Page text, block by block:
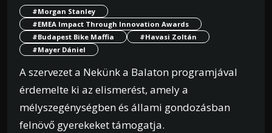
#Morgan Stanley
#EMEA Impact Through Innovation Awards
#Budapest Bike Maffia
#Havasi Zoltán
#Mayer Dániel
A szervezet a Nekünk a Balaton programjával
érdemelte ki az elismerést, amely a
mélyszegénységben és állami gondozásban
felnövő gyerekeket támogatja.